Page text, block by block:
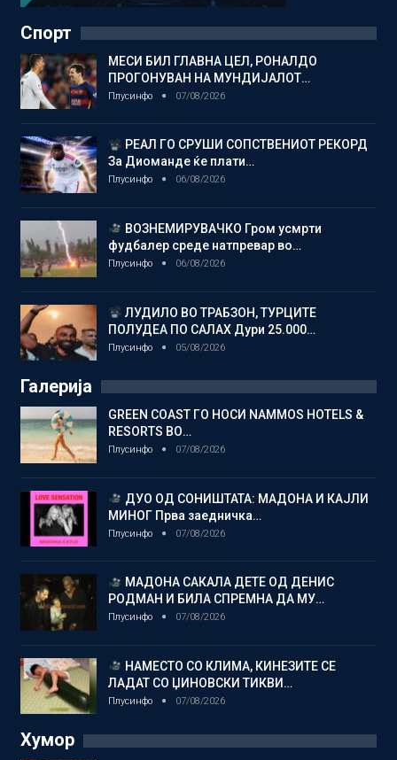
Спорт
МЕСИ БИЛ ГЛАВНА ЦЕЛ, РОНАЛДО
ПРОГОНУВАН НА МУНДИЈАЛОТ…
Плусинфо 07/08/2026
РЕАЛ ГО СРУШИ СОПСТВЕНИОТ РЕКОРД
За Диоманде ќе плати…
Плусинфо 06/08/2026
ВОЗНЕМИРУВАЧКО Гром усмрти
фудбалер среде натпревар во…
Плусинфо 06/08/2026
ЛУДИЛО ВО ТРАБЗОН, ТУРЦИТЕ
ПОЛУДЕА ПО САЛАХ Дури 25.000…
Плусинфо 05/08/2026
Галерија
GREEN COAST ГО НОСИ NAMMOS HOTELS &
RESORTS ВО…
Плусинфо 07/08/2026
ДУО ОД СОНИШТАТА: МАДОНА И КАЈЛИ
МИНОГ Прва заедничка…
Плусинфо 07/08/2026
МАДОНА САКАЛА ДЕТЕ ОД ДЕНИС
РОДМАН И БИЛА СПРЕМНА ДА МУ…
Плусинфо 07/08/2026
НАМЕСТО СО КЛИМА, КИНЕЗИТЕ СЕ
ЛАДАТ СО ЏИНОВСКИ ТИКВИ…
Плусинфо 07/08/2026
Хумор